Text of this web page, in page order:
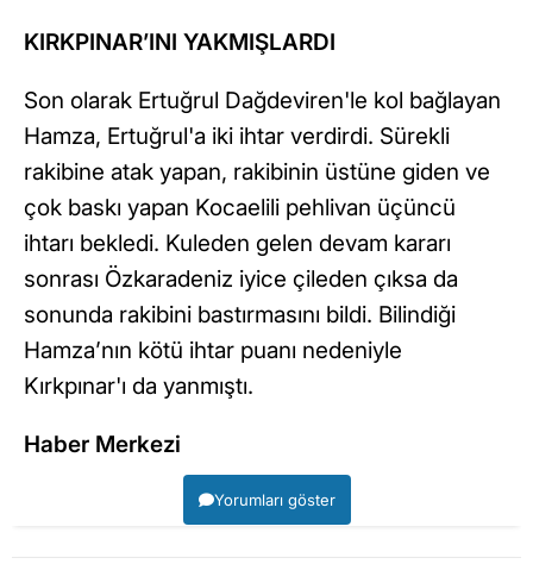
KIRKPINAR’INI YAKMIŞLARDI
Son olarak Ertuğrul Dağdeviren'le kol bağlayan
Hamza, Ertuğrul'a iki ihtar verdirdi. Sürekli
rakibine atak yapan, rakibinin üstüne giden ve
çok baskı yapan Kocaelili pehlivan üçüncü
ihtarı bekledi. Kuleden gelen devam kararı
sonrası Özkaradeniz iyice çileden çıksa da
sonunda rakibini bastırmasını bildi. Bilindiği
Hamza’nın kötü ihtar puanı nedeniyle
Kırkpınar'ı da yanmıştı.
Haber Merkezi
Yorumları göster